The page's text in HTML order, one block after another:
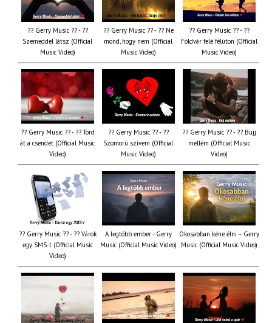
?? Gerry Music ?? - ??
Szemeddel látsz (Official
Music Video)
?? Gerry Music ?? - ?? Ne
mond, hogy nem (Official
Music Video)
?? Gerry Music ?? - ??
Földvár felé félúton (Official
Music Video)
?? Gerry Music ?? - ?? Törd
át a csendet (Official Music
Video)
?? Gerry Music ?? - ??
Szomorú szívem (Official
Music Video)
?? Gerry Music ?? - ?? Bújj
mellém (Official Music
Video)
?? Gerry Music ?? - ?? Várok
egy SMS-t (Official Music
Video)
A legtöbb ember - Gerry
Music (Official Music Video)
Okosabban kéne élni – Gerry
Music (Official Music Video)